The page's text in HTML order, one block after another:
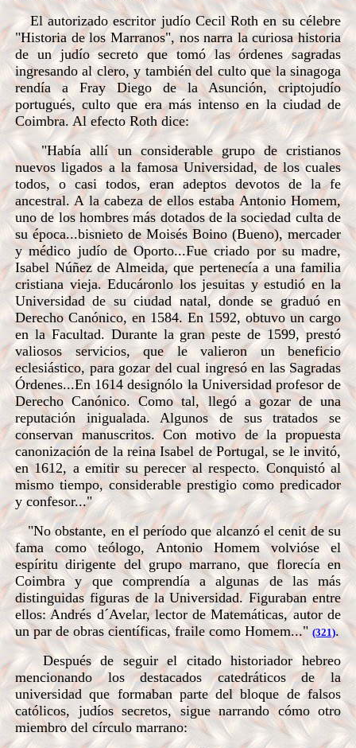
El autorizado escritor judío Cecil Roth en su célebre
"Historia de los Marranos", nos narra la curiosa historia
de un judío secreto que tomó las órdenes sagradas
ingresando al clero, y también del culto que la sinagoga
rendía a Fray Diego de la Asunción, criptojudío
portugués, culto que era más intenso en la ciudad de
Coimbra. Al efecto Roth dice:
"Había allí un considerable grupo de cristianos
nuevos ligados a la famosa Universidad, de los cuales
todos, o casi todos, eran adeptos devotos de la fe
ancestral. A la cabeza de ellos estaba Antonio Homem,
uno de los hombres más dotados de la sociedad culta de
su época...bisnieto de Moisés Boino (Bueno), mercader
y médico judío de Oporto...Fue criado por su madre,
Isabel Núñez de Almeida, que pertenecía a una familia
cristiana vieja. Educáronlo los jesuitas y estudió en la
Universidad de su ciudad natal, donde se graduó en
Derecho Canónico, en 1584. En 1592, obtuvo un cargo
en la Facultad. Durante la gran peste de 1599, prestó
valiosos servicios, que le valieron un beneficio
eclesiástico, para gozar del cual ingresó en las Sagradas
Órdenes...En 1614 designólo la Universidad profesor de
Derecho Canónico. Como tal, llegó a gozar de una
reputación inigualada. Algunos de sus tratados se
conservan manuscritos. Con motivo de la propuesta
canonización de la reina Isabel de Portugal, se le invitó,
en 1612, a emitir su perecer al respecto. Conquistó al
mismo tiempo, considerable prestigio como predicador
y confesor..."
"No obstante, en el período que alcanzó el cenit de su
fama como teólogo, Antonio Homem volvióse el
espíritu dirigente del grupo marrano, que florecía en
Coimbra y que comprendía a algunas de las más
distinguidas figuras de la Universidad. Figuraban entre
ellos: Andrés d´Avelar, lector de Matemáticas, autor de
un par de obras científicas, fraile como Homem..." (321).
Después de seguir el citado historiador hebreo
mencionando los destacados catedráticos de la
universidad que formaban parte del bloque de falsos
católicos, judíos secretos, sigue narrando cómo otro
miembro del círculo marrano: